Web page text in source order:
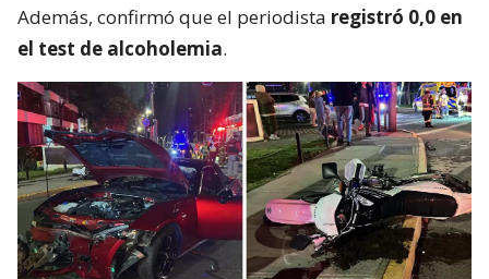
Además, confirmó que el periodista registró 0,0 en
el test de alcoholemia.